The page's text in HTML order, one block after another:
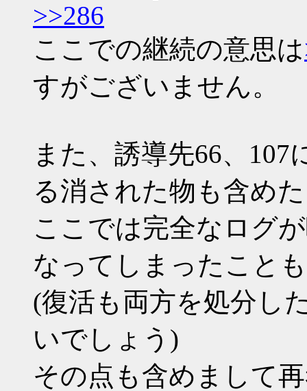
>>286
ここでの継続の意思は
すがございません。
また、誘導先66、107
る消された物も含め
ここでは完全なログ
なってしまったこと
(復活も両方を処分し
いでしょう)
その点も含めまして